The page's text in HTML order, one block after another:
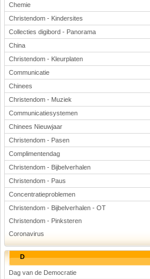
Chemie
Christendom - Kindersites
Collecties digibord - Panorama
China
Christendom - Kleurplaten
Communicatie
Chinees
Christendom - Muziek
Communicatiesystemen
Chinees Nieuwjaar
Christendom - Pasen
Complimentendag
Christendom - Bijbelverhalen
Christendom - Paus
Concentratieproblemen
Christendom - Bijbelverhalen - OT
Christendom - Pinksteren
Coronavirus
D
Dag van de Democratie